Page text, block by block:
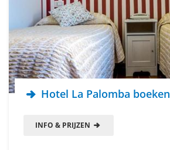
Hotel La Palomba boeken
INFO & PRIJZEN